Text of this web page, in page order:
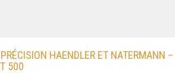
HAENDLER ET NATERMANN
500